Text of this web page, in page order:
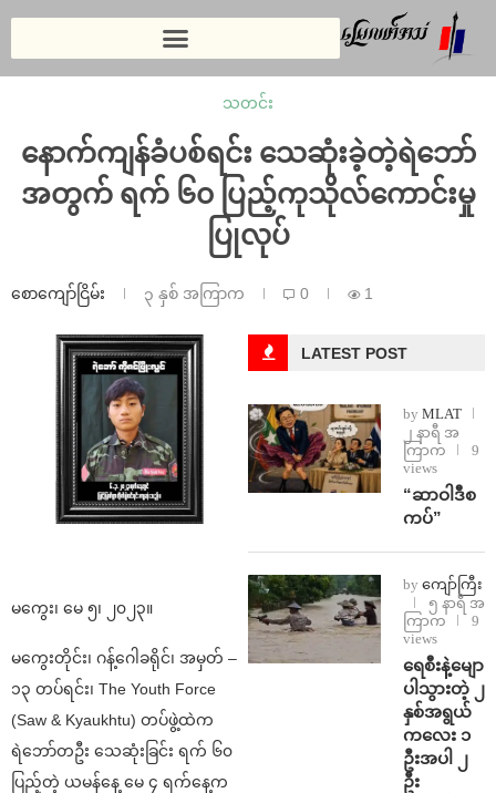
သတင်း
နောက်ကျန်ခံပစ်ရင်း သေဆုံးခဲ့တဲ့ရဲဘော်
အတွက် ရက် ၆၀ ပြည့်ကုသိုလ်ကောင်းမှု
ပြုလုပ်
စောကျော်ငြိမ်း ၃ နှစ် အကြာက 0 1
မကွေး၊ မေ ၅၊ ၂၀၂၃။
မကွေးတိုင်း၊ ဂန့်ဂေါခရိုင်၊ အမှတ် –
၁၃ တပ်ရင်း၊ The Youth Force
(Saw & Kyaukhtu) တပ်ဖွဲ့ထဲက
ရဲဘော်တဦး သေဆုံးခြင်း ရက် ၆၀
ပြည့်တဲ့ ယမန်နေ့ မေ ၄ ရက်နေ့က
LATEST POST
by MLAT
၂ နာရီ အ
ကြာက
9
views
“ဆာဝါဒီစ
ကပ်”
by ကျော်ကြီး
၅ နာရီ အ
ကြာက
9
views
ရေစီးနဲ့မျော
ပါသွားတဲ့ ၂
နှစ်အရွယ်
ကလေး ၁
ဦးအပါ ၂
ဦး